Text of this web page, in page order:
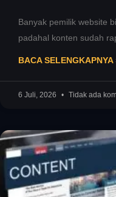
Banyak pemilik website
padahal konten sudah
BACA SELENGKAPNYA
6 Juli, 2026 Tidak ada